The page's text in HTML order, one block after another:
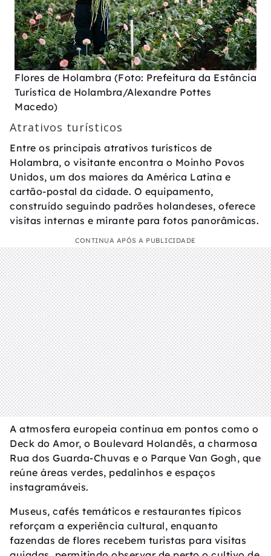
Flores de Holambra (Foto: Prefeitura da Estância
Turística de Holambra/Alexandre Pottes
Macedo)
Atrativos turísticos
Entre os principais atrativos turísticos de
Holambra, o visitante encontra o Moinho Povos
Unidos, um dos maiores da América Latina e
cartão-postal da cidade. O equipamento,
construído seguindo padrões holandeses, oferece
visitas internas e mirante para fotos panorâmicas.
CONTINUA APÓS A PUBLICIDADE
A atmosfera europeia continua em pontos como o
Deck do Amor, o Boulevard Holandês, a charmosa
Rua dos Guarda-Chuvas e o Parque Van Gogh, que
reúne áreas verdes, pedalinhos e espaços
instagramáveis.
Museus, cafés temáticos e restaurantes típicos
reforçam a experiência cultural, enquanto
fazendas de flores recebem turistas para visitas